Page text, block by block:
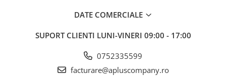
DATE COMERCIALE
SUPORT CLIENTI LUNI-VINERI 09:00 - 17:00
0752335599
facturare@apluscompany.ro